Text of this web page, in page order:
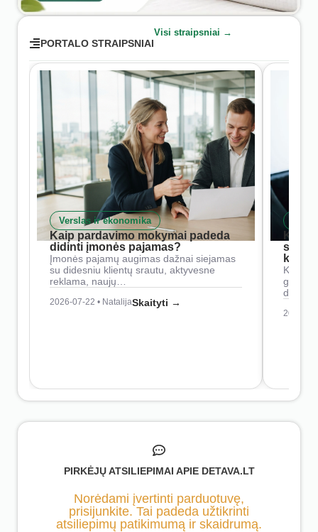
PORTALO STRAIPSNIAI
Visi straipsniai →
Verslas ir ekonomika
Kaip pardavimo mokymai padeda
didinti įmonės pajamas?
Įmonės pajamų augimas dažnai siejamas
su didesniu klientų srautu, aktyvesne
reklama, naujų…
2026-07-22 • NatalijaSkaityti →
Kaip
2026-
PIRKĖJŲ ATSILIEPIMAI APIE DETAVA.LT
Norėdami įvertinti parduotuvę,
prisijunkite. Tai padeda užtikrinti
atsiliepimų patikimumą ir skaidrumą.